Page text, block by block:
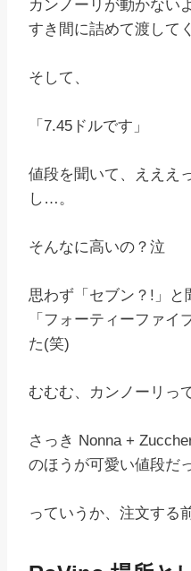
カンノーリが動かない
すき間に詰めて渡して
そして、
「7.45ドルです」
値段を聞いて、えええ
し…。
そんなに高いの？泣
思わず「セブン？!」
「フォーティーファイ
た(笑)
むむむ、カンノーリっ
さっき Nonna +
のほうが可愛い値段だ
っていうか、注文する